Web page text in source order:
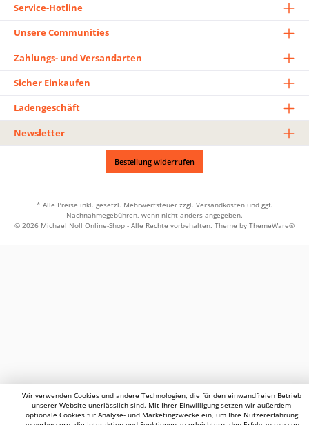
Service-Hotline
Unsere Communities
Zahlungs- und Versandarten
Sicher Einkaufen
Ladengeschäft
Newsletter
Bestellung widerrufen
* Alle Preise inkl. gesetzl. Mehrwertsteuer zzgl. Versandkosten und ggf.
Nachnahmegebühren, wenn nicht anders angegeben.
© 2026 Michael Noll Online-Shop - Alle Rechte vorbehalten. Theme by ThemeWare®
Wir verwenden Cookies und andere Technologien, die für den einwandfreien Betrieb
unserer Website unerlässlich sind. Mit Ihrer Einwilligung setzen wir außerdem
optionale Cookies für Analyse- und Marketingzwecke ein, um Ihre Nutzererfahrung